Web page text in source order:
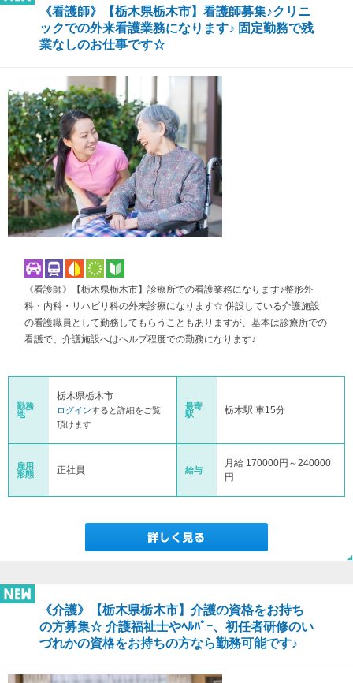
《看護師》【栃木県栃木市】看護師募集♪クリニ
ックでの外来看護業務になります♪ 固定勤務で残
業なしのお仕事です☆
《看護師》【栃木県栃木市】診療所での看護業務になります♪整形外
科・内科・リハビリ科の外来診療になります☆ 併設している介護施設
の看護職員として勤務してもらうこともありますが、基本は診療所での
看護で、介護施設へはヘルプ程度での勤務になります♪
勤務
地
栃木県栃木市
ログインすると詳細をご覧
頂けます
最寄
駅
栃木駅 車15分
雇用
形態
正社員 給与
月給 170000円～240000
円
《介護》【栃木県栃木市】介護の資格をお持ち
の方募集☆ 介護福祉士やﾍﾙﾊﾟｰ、初任者研修のい
づれかの資格をお持ちの方なら勤務可能です♪